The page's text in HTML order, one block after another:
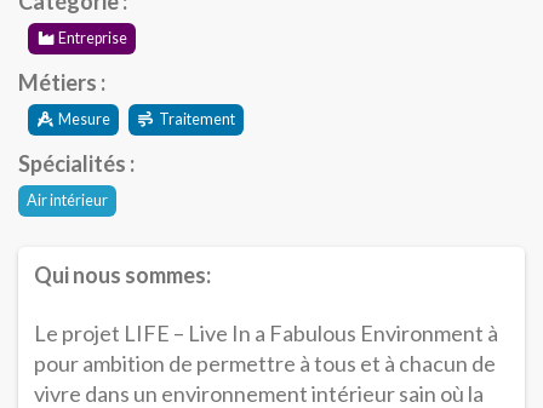
Entreprise
Métiers :
Mesure Traitement
Spécialités :
Air intérieur
Qui nous sommes:
Le projet LIFE – Live In a Fabulous Environment à
pour ambition de permettre à tous et à chacun de
vivre dans un environnement intérieur sain où la